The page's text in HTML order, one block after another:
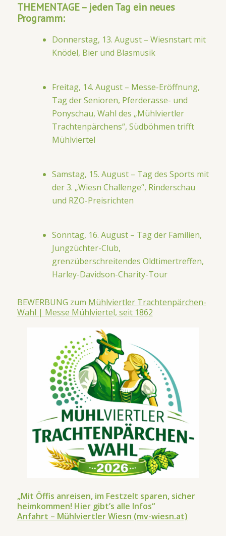
THEMENTAGE – jeden Tag ein neues
Programm:
Donnerstag, 13. August – Wiesnstart mit
Knödel, Bier und Blasmusik
Freitag, 14. August – Messe-Eröffnung,
Tag der Senioren, Pferderasse- und
Ponyschau, Wahl des „Mühlviertler
Trachtenpärchens“, Südböhmen trifft
Mühlviertel
Samstag, 15. August – Tag des Sports mit
der 3. „Wiesn Challenge“, Rinderschau
und RZO-Preisrichten
Sonntag, 16. August – Tag der Familien,
Jungzüchter-Club,
grenzüberschreitendes Oldtimertreffen,
Harley-Davidson-Charity-Tour
BEWERBUNG zum Mühlviertler Trachtenpärchen-
Wahl | Messe Mühlviertel, seit 1862
„Mit Öffis anreisen, im Festzelt sparen, sicher
heimkommen! Hier gibt’s alle Infos“
Anfahrt – Mühlviertler Wiesn (mv-wiesn.at)